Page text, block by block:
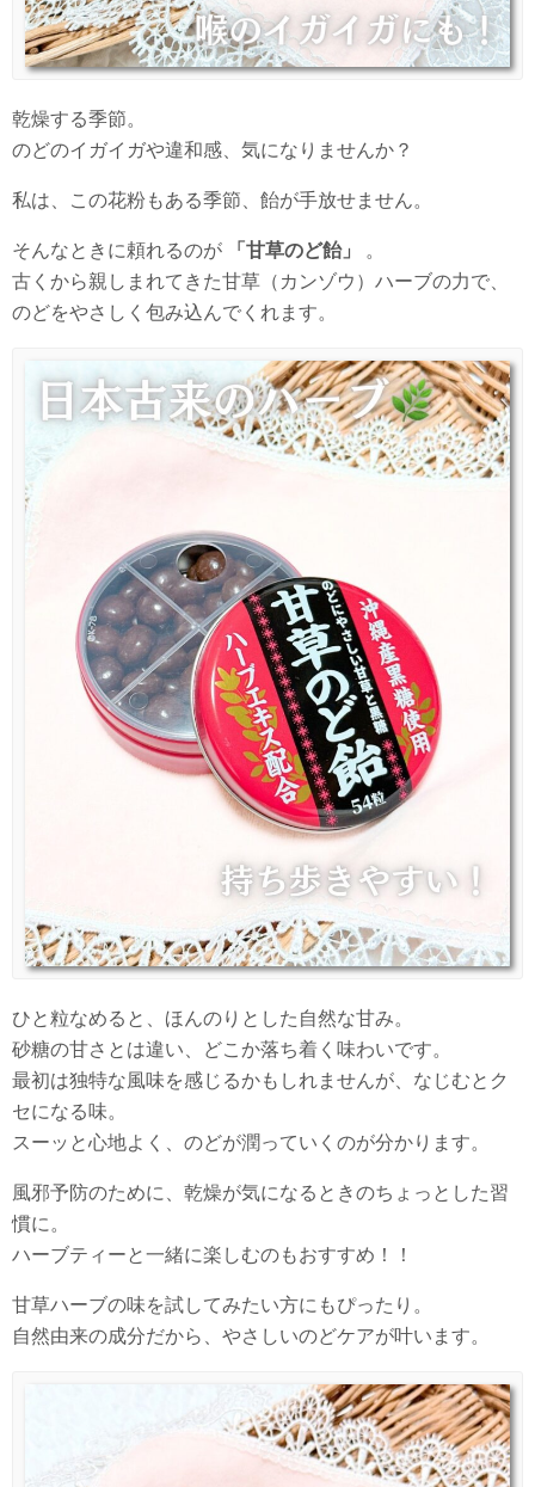
乾燥する季節。
のどのイガイガや違和感、気になりませんか？
私は、この花粉もある季節、飴が手放せません。
そんなときに頼れるのが 「甘草のど飴」
。
古くから親しまれてきた甘草（カンゾウ）ハーブの力で、
のどをやさしく包み込んでくれます。
ひと粒なめると、ほんのりとした自然な甘み。
砂糖の甘さとは違い、どこか落ち着く味わいです。
最初は独特な風味を感じるかもしれませんが、なじむとク
セになる味。
スーッと心地よく、のどが潤っていくのが分かります。
風邪予防のために、乾燥が気になるときのちょっとした習
慣に。
ハーブティーと一緒に楽しむのもおすすめ！！
甘草ハーブの味を試してみたい方にもぴったり。
自然由来の成分だから、やさしいのどケアが叶います。